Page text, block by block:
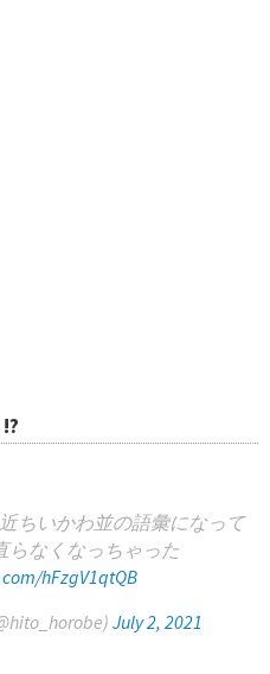
ちいかわ並の語彙になって
らなくなっちゃった
hFzgV1qtQB
July 2, 2021